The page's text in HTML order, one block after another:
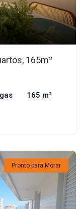
165m²
165 m²
Pronto para Morar